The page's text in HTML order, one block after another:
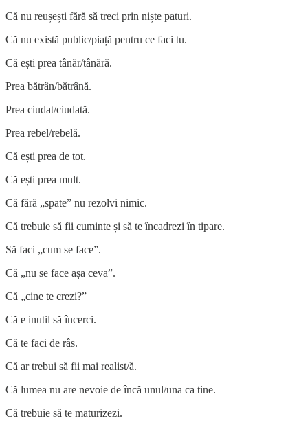
Că nu reușești fără să treci prin niște paturi.
Că nu există public/piață pentru ce faci tu.
Că ești prea tânăr/tânără.
Prea bătrân/bătrână.
Prea ciudat/ciudată.
Prea rebel/rebelă.
Că ești prea de tot.
Că ești prea mult.
Că fără „spate” nu rezolvi nimic.
Că trebuie să fii cuminte și să te încadrezi în tipare.
Să faci „cum se face”.
Că „nu se face așa ceva”.
Că „cine te crezi?”
Că e inutil să încerci.
Că te faci de râs.
Că ar trebui să fii mai realist/ă.
Că lumea nu are nevoie de încă unul/una ca tine.
Că trebuie să te maturizezi.